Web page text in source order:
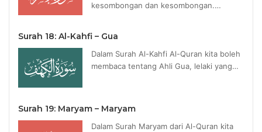
kesombongan dan kesombongan.…
Surah 18: Al-Kahfi – Gua
Dalam Surah Al-Kahfi Al-Quran kita boleh
membaca tentang Ahli Gua, lelaki yang…
Surah 19: Maryam – Maryam
Dalam Surah Maryam dari Al-Quran kita